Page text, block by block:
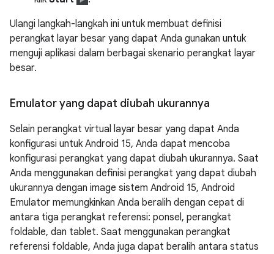
Ulangi langkah-langkah ini untuk membuat definisi
perangkat layar besar yang dapat Anda gunakan untuk
menguji aplikasi dalam berbagai skenario perangkat layar
besar.
Emulator yang dapat diubah ukurannya
Selain perangkat virtual layar besar yang dapat Anda
konfigurasi untuk Android 15, Anda dapat mencoba
konfigurasi perangkat yang dapat diubah ukurannya. Saat
Anda menggunakan definisi perangkat yang dapat diubah
ukurannya dengan image sistem Android 15, Android
Emulator memungkinkan Anda beralih dengan cepat di
antara tiga perangkat referensi: ponsel, perangkat
foldable, dan tablet. Saat menggunakan perangkat
referensi foldable, Anda juga dapat beralih antara status